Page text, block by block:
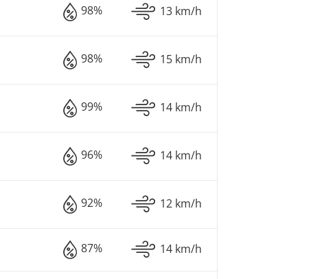
98% 13 km/h
98% 15 km/h
99% 14 km/h
96% 14 km/h
92% 12 km/h
87% 14 km/h